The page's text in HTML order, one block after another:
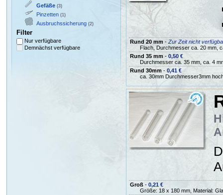
Gefäße (3)
Pinzetten (1)
Ausbruchssicherung (2)
Filter
Nur verfügbare
Demnächst verfügbare
Rund 20 mm- Zur Zeit nicht
Flach, Durchmesser ca. 20 mm,
Rund 35 mm - 0,50 €
Durchmesser ca. 35 mm, ca. 4
Rund 30mm - 0,41 €
ca. 30mm Durchmesser3mm
Groß- 0,21 €
Größe: 18 x 180 mm, Material: